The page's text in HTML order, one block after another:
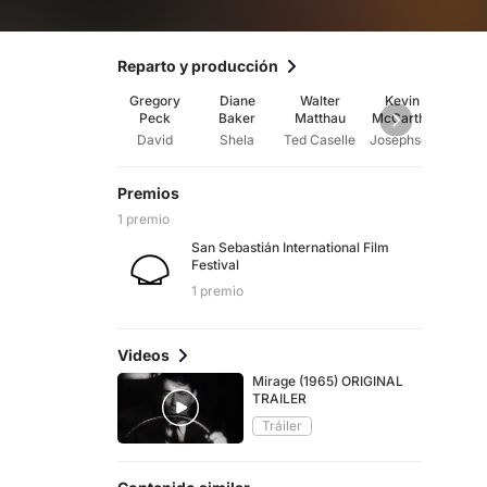
Reparto y producción
Gregory
Peck
David
Diane
Baker
Shela
Walter
Matthau
Ted Caselle
Kevin
McCarthy
Josephson
Premios
1 premio
San Sebastián International Film
Festival
1 premio
Videos
Mirage (1965) ORIGINAL
TRAILER
Tráiler